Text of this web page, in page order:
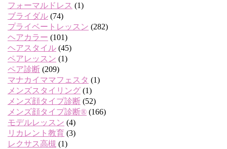
フォーマルドレス (1)
ブライダル (74)
プライベートレッスン (282)
ヘアカラー (101)
ヘアスタイル (45)
ペアレッスン (1)
ペア診断 (209)
マナカイママフェスタ (1)
メンズスタイリング (1)
メンズ顔タイプ診断 (52)
メンズ顔タイプ診断® (166)
モデルレッスン (4)
リカレント教育 (3)
レクサス高槻 (1)